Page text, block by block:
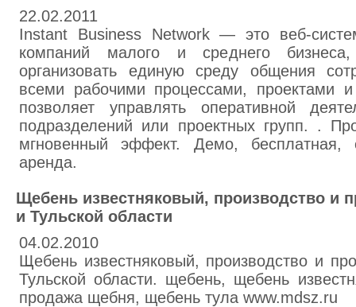
22.02.2011
Instant Business Network — это веб-
компаний малого и среднего
организовать единую среду общения
всеми рабочими процессами, проектами
позволяет управлять оперативной
подразделений или проектных групп. .
мгновенный эффект. Демо, бесплатная,
аренда.
Щебень известняковый, производство и
и Тульской области
04.02.2010
Щебень известняковый, производство и
Тульской области. щебень, щебень
продажа щебня, щебень тула www.mdsz.ru